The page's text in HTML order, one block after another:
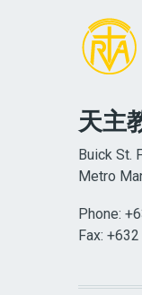
天主
Buick St.
Metro
Phone:
Fax: